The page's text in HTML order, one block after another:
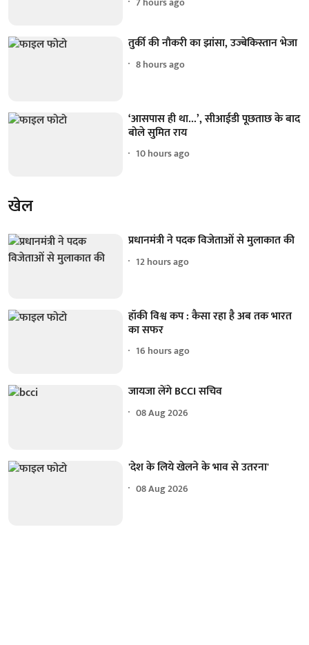
तुर्की की नौकरी का झांसा, उज्बेकिस्तान भेजा
8 hours ago
‘आसपास ही था...’, सीआईडी पूछताछ के बाद
बोले सुमित राय
10 hours ago
खेल
प्रधानमंत्री ने पदक विजेताओं से मुलाकात की
12 hours ago
हॉकी विश्व कप : कैसा रहा है अब तक भारत
का सफर
16 hours ago
जायजा लेंगे BCCI सचिव
08 Aug 2026
'देश के लिये खेलने के भाव से उतरना'
08 Aug 2026